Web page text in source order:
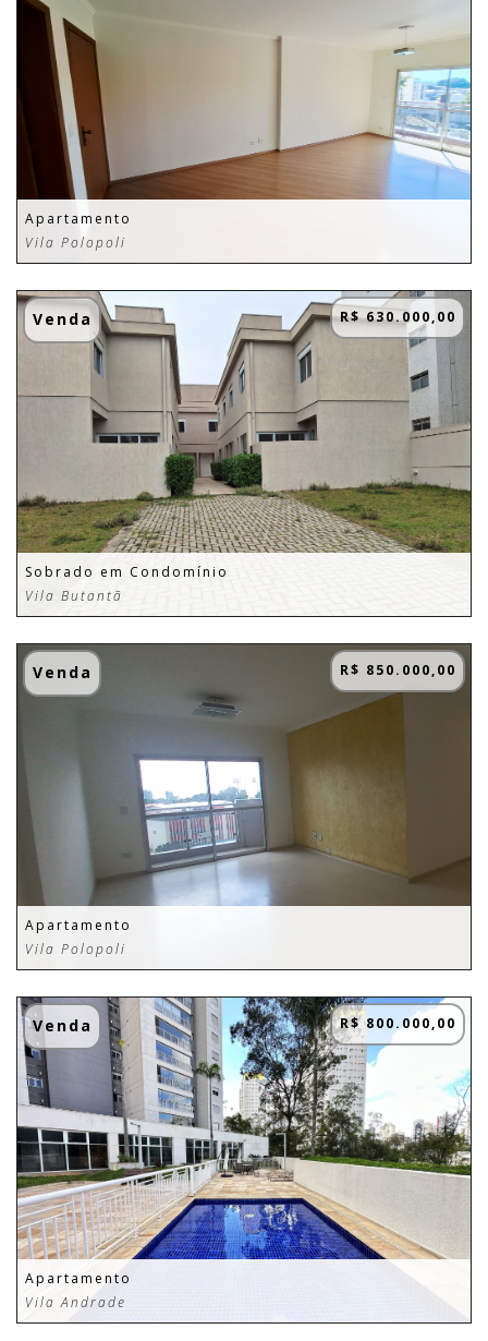
Apartamento
Vila Polopoli
Venda R$ 630.000,00
Sobrado em Condomínio
Vila Butantã
Venda R$ 850.000,00
Apartamento
Vila Polopoli
Venda R$ 800.000,00
Apartamento
Vila Andrade